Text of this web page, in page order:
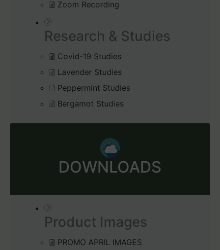
Zoom Recording
Research & Studies
Covid-19 Studies
Lavender Studies
Peppermint Studies
Bergamot Studies
DOWNLOADS
Product Images
PROMO APRIL IMAGES